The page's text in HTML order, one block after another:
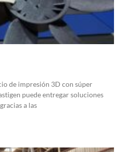
de impresión 3D con súper
puede entregar soluciones
a las